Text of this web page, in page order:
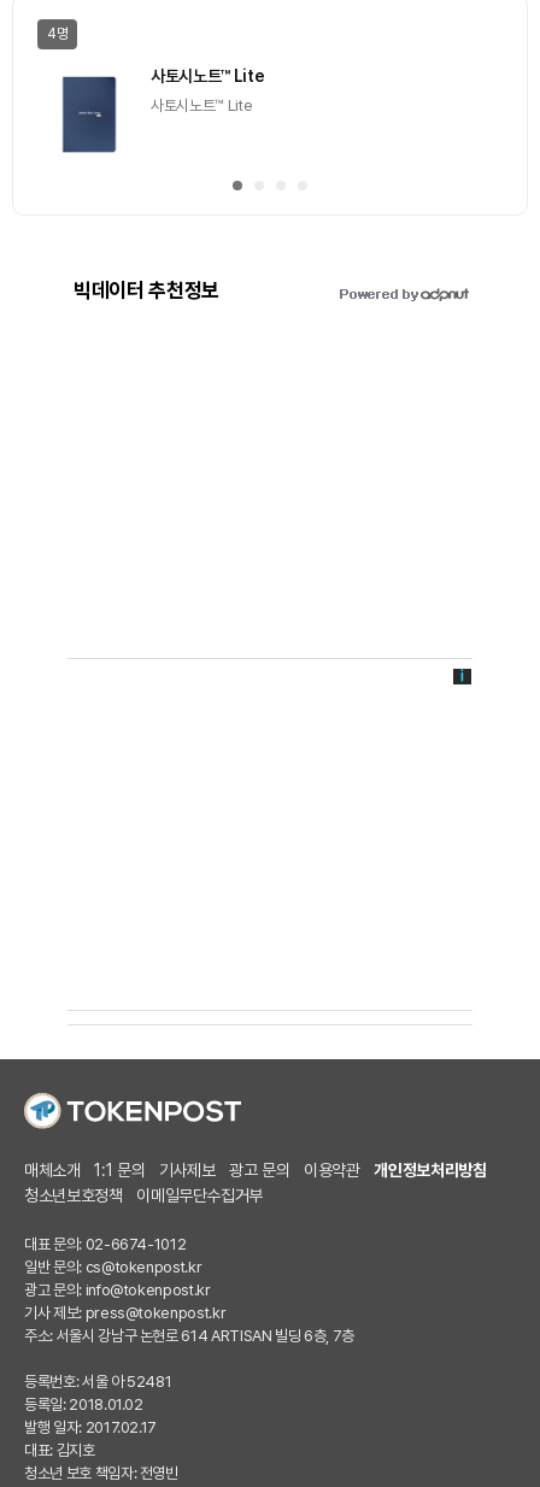
4명
사토시노트™ Lite
사토시노트™ Lite
빅데이터 추천정보
매체소개 1:1 문의 기사제보 광고 문의 이용약관
개인정보처리방침
청소년보호정책
이메일무단수집거부
대표 문의: 02-6674-1012
일반 문의: cs@tokenpost.kr
광고 문의: info@tokenpost.kr
기사 제보: press@tokenpost.kr
주소: 서울시 강남구 논현로 614 ARTISAN 빌딩 6층, 7층
등록번호: 서울 아 52481
등록일: 2018.01.02
발행 일자: 2017.02.17
대표: 김지호
청소년 보호 책임자: 전영빈